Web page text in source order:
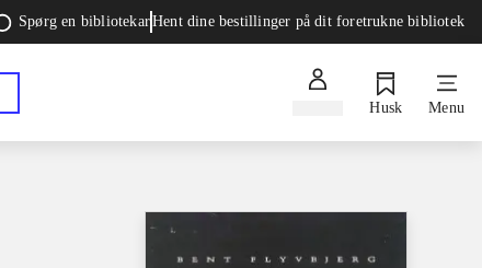
Spørg en bibliotekarHent dine bestillinger på dit foretrukne bibliotek
Husk Menu